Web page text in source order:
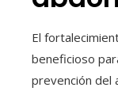
El
beneficioso
prevención del